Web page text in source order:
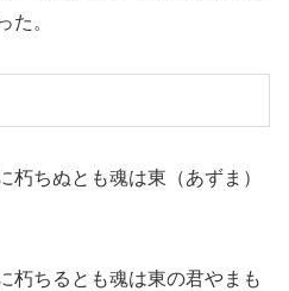
た。
朽ちぬとも魂は東（あずま）
朽ちるとも魂は東の君やまも